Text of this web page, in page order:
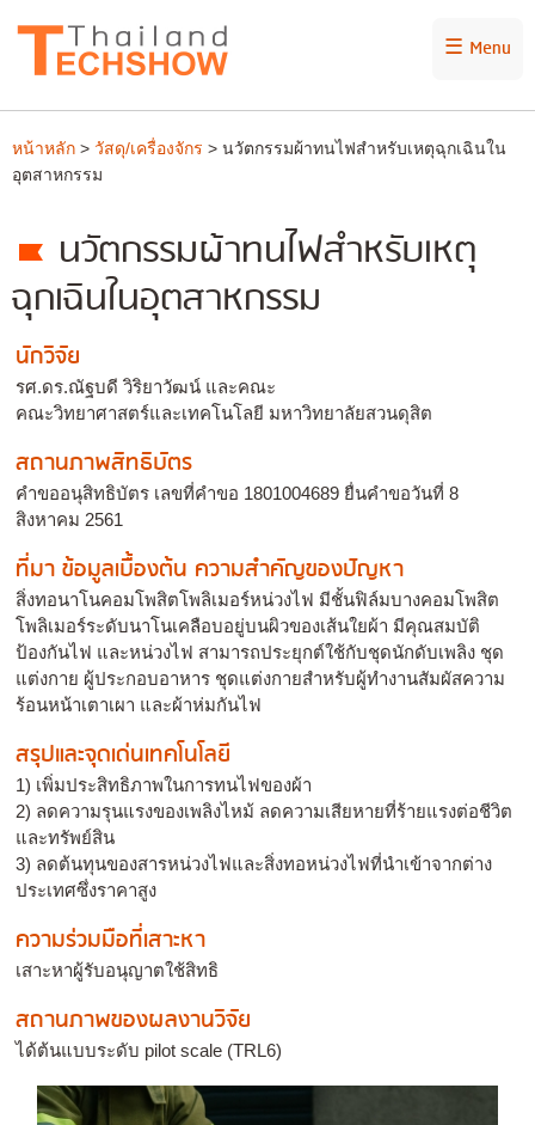
☰ Menu
หน้าหลัก > วัสดุ/เครื่องจักร > นวัตกรรมผ้าทนไฟสำหรับเหตุฉุกเฉินใน
อุตสาหกรรม
นวัตกรรมผ้าทนไฟสำหรับเหตุ
ฉุกเฉินในอุตสาหกรรม
นักวิจัย
รศ.ดร.ณัฐบดี วิริยาวัฒน์ และคณะ
คณะวิทยาศาสตร์และเทคโนโลยี มหาวิทยาลัยสวนดุสิต
สถานภาพสิทธิบัตร
คำขออนุสิทธิบัตร เลขที่คำขอ 1801004689 ยื่นคำขอวันที่ 8
สิงหาคม 2561
ที่มา ข้อมูลเบื้องต้น ความสำคัญของปัญหา
สิ่งทอนาโนคอมโพสิตโพลิเมอร์หน่วงไฟ มีชั้นฟิล์มบางคอมโพสิต
โพลิเมอร์ระดับนาโนเคลือบอยู่บนผิวของเส้นใยผ้า มีคุณสมบัติ
ป้องกันไฟ และหน่วงไฟ สามารถประยุกต์ใช้กับชุดนักดับเพลิง ชุด
แต่งกาย ผู้ประกอบอาหาร ชุดแต่งกายสำหรับผู้ทำงานสัมผัสความ
ร้อนหน้าเตาเผา และผ้าห่มกันไฟ
สรุปและจุดเด่นเทคโนโลยี
1) เพิ่มประสิทธิภาพในการทนไฟของผ้า
2) ลดความรุนแรงของเพลิงไหม้ ลดความเสียหายที่ร้ายแรงต่อชีวิต
และทรัพย์สิน
3) ลดต้นทุนของสารหน่วงไฟและสิ่งทอหน่วงไฟที่นำเข้าจากต่าง
ประเทศซึ่งราคาสูง
ความร่วมมือที่เสาะหา
เสาะหาผู้รับอนุญาตใช้สิทธิ
สถานภาพของผลงานวิจัย
ได้ต้นแบบระดับ pilot scale (TRL6)